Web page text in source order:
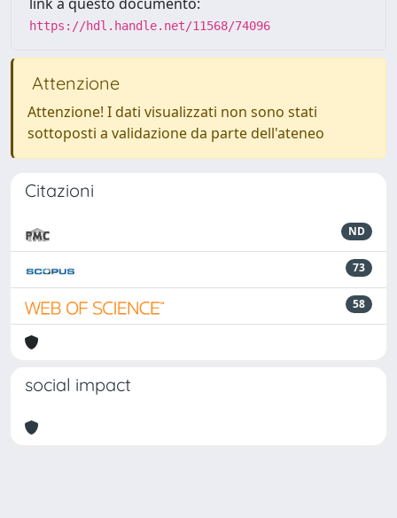
https://hdl.handle.net/11568/74096
Attenzione
Attenzione! I dati visualizzati non sono stati
sottoposti a validazione da parte dell'ateneo
Citazioni
ND
73
58
social impact